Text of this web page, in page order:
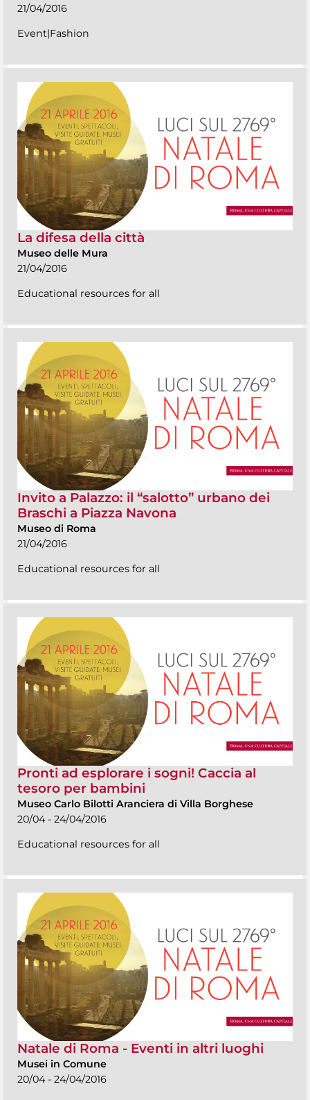
21/04/2016
Event|Fashion
La difesa della città
Museo delle Mura
21/04/2016
Educational resources for all
Invito a Palazzo: il “salotto” urbano dei
Braschi a Piazza Navona
Museo di Roma
21/04/2016
Educational resources for all
Pronti ad esplorare i sogni! Caccia al
tesoro per bambini
Museo Carlo Bilotti Aranciera di Villa Borghese
20/04 - 24/04/2016
Educational resources for all
Natale di Roma - Eventi in altri luoghi
Musei in Comune
20/04 - 24/04/2016